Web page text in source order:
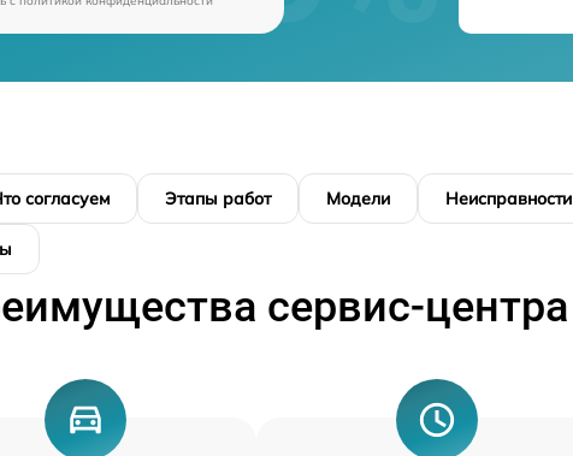
согласуем Этапы работ Модели Неисправности
сервис-центра